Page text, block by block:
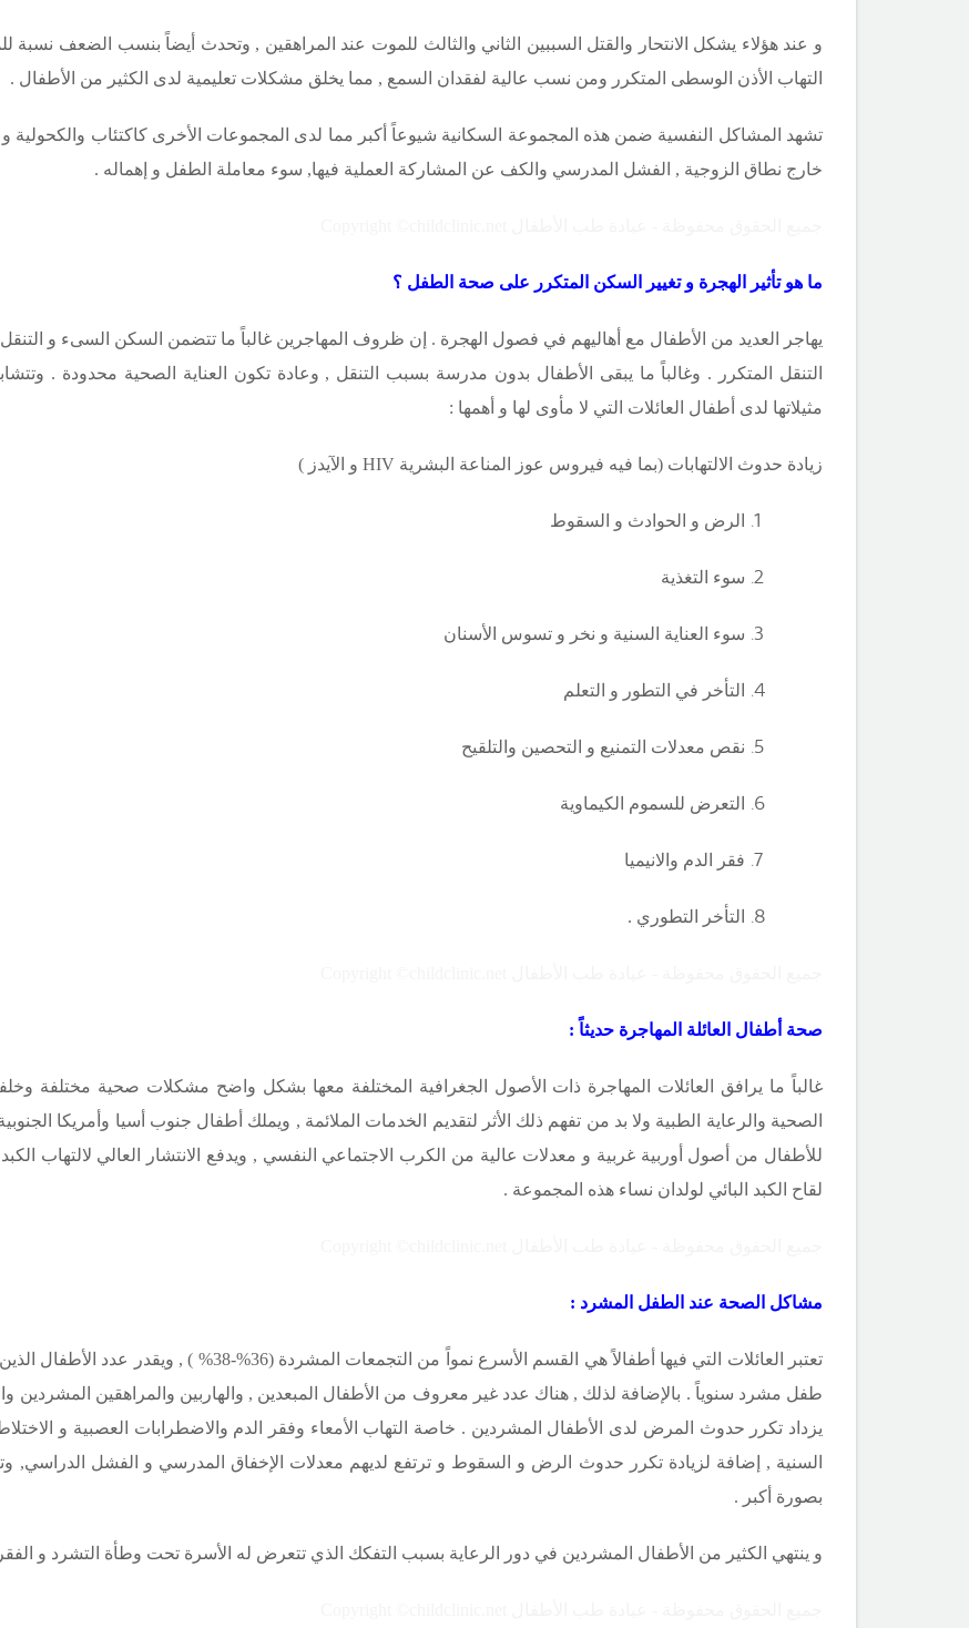
و عند هؤلاء يشكل الانتحار والقتل السببين الثاني والثالث للموت عند المراهقين , وتحدث أيضاً بنسب الضعف نسبة
التهاب الأذن الوسطى المتكرر ومن نسب عالية لفقدان السمع , مما يخلق مشكلات تعليمية لدى الكثير من الأطفال .
تشهد المشاكل النفسية ضمن هذه المجموعة السكانية شيوعاً أكبر مما لدى المجموعات الأخرى كاكتئاب
خارج نطاق الزوجية , الفشل المدرسي والكف عن المشاركة العملية فيها, سوء معاملة الطفل و إهماله .
ما هو تأثير الهجرة و تغيير السكن المتكرر على صحة الطفل ؟
يهاجر العديد من الأطفال مع أهاليهم في فصول الهجرة . إن ظروف المهاجرين غالباً ما تتضمن السكن السىء و
التنقل المتكرر . وغالباً ما يبقى الأطفال بدون مدرسة بسبب التنقل , وعادة تكون العناية الصحية محدودة .
مثيلاتها لدى أطفال العائلات التي لا مأوى لها و أهمها :
زيادة حدوث الالتهابات (بما فيه فيروس عوز المناعة البشرية HIV و الآيدز )
الرض و الحوادث و السقوط
سوء التغذية
سوء العناية السنية و نخر و تسوس الأسنان
التأخر في التطور و التعلم
نقص معدلات التمنيع و التحصين والتلقيح
التعرض للسموم الكيماوية
فقر الدم والانيميا
التأخر التطوري .
صحة أطفال العائلة المهاجرة حديثاً :
غالباً ما يرافق العائلات المهاجرة ذات الأصول الجغرافية المختلفة معها بشكل واضح مشكلات صحية مختلفة
الصحية والرعاية الطبية ولا بد من تفهم ذلك الأثر لتقديم الخدمات الملائمة , ويملك أطفال جنوب أسيا وأمريكا
للأطفال من أصول أوربية غربية و معدلات عالية من الكرب الاجتماعي النفسي , ويدفع الانتشار العالي لالتهاب
لقاح الكبد البائي لولدان نساء هذه المجموعة .
مشاكل الصحة عند الطفل المشرد :
تعتبر العائلات التي فيها أطفالاً هي القسم الأسرع نمواً من التجمعات المشردة (36%-38% ) , ويقدر عدد الأطفال الذين يعيشون في المآوي ليلاً بـ 100,000 طفل , و
طفل مشرد سنوياً . بالإضافة لذلك , هناك عدد غير معروف من الأطفال المبعدين , والهاربين والمراهقين
يزداد تكرر حدوث المرض لدى الأطفال المشردين . خاصة التهاب الأمعاء وفقر الدم والاضطرابات العصبية و
السنية , إضافة لزيادة تكرر حدوث الرض و السقوط و ترتفع لديهم معدلات الإخفاق المدرسي و الفشل الدراسي,
بصورة أكبر .
و ينتهي الكثير من الأطفال المشردين في دور الرعاية بسبب التفكك الذي تتعرض له الأسرة تحت وطأة التشرد و